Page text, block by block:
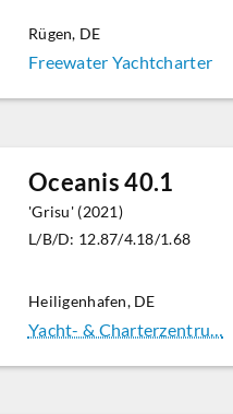
Rügen, DE
Freewater Yachtcharter
Oceanis 40.1
'Grisu' (2021)
L/B/D: 12.87/4.18/1.68
Heiligenhafen, DE
Yacht- & Charterzentru…